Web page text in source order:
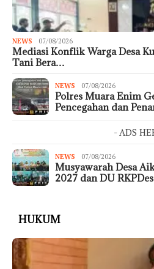
NEWS 07/08/2026
Mediasi Konflik Warga Desa
Tani Bera…
NEWS 07/08/2026
Polres Muara Enim
Pencegahan dan
- ADS
NEWS 07/08/2026
Musyawarah Desa
2027 dan DU
HUKUM